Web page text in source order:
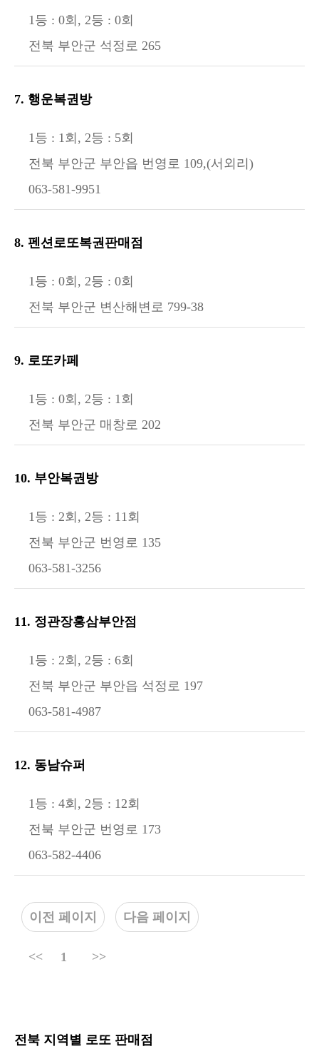
1등 : 0회, 2등 : 0회
전북 부안군 석정로 265
7. 행운복권방
1등 : 1회, 2등 : 5회
전북 부안군 부안읍 번영로 109,(서외리)
063-581-9951
8. 펜션로또복권판매점
1등 : 0회, 2등 : 0회
전북 부안군 변산해변로 799-38
9. 로또카페
1등 : 0회, 2등 : 1회
전북 부안군 매창로 202
10. 부안복권방
1등 : 2회, 2등 : 11회
전북 부안군 번영로 135
063-581-3256
11. 정관장홍삼부안점
1등 : 2회, 2등 : 6회
전북 부안군 부안읍 석정로 197
063-581-4987
12. 동남슈퍼
1등 : 4회, 2등 : 12회
전북 부안군 번영로 173
063-582-4406
이전 페이지 다음 페이지
<< 1 >>
전북 지역별 로또 판매점